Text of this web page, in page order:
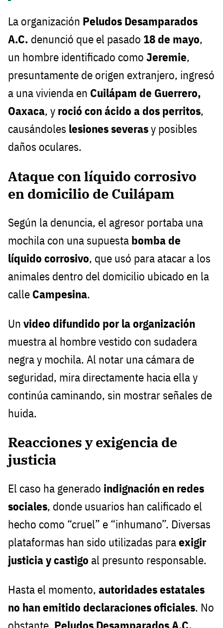
La organización Peludos Desamparados
A.C. denunció que el pasado 18 de mayo,
un hombre identificado como Jeremie,
presuntamente de origen extranjero, ingresó
a una vivienda en Cuilápam de Guerrero,
Oaxaca, y roció con ácido a dos perritos,
causándoles lesiones severasy posibles
daños oculares.
Ataque con líquido corrosivo
en domicilio de Cuilápam
Según la denuncia, el agresor portaba una
mochila con una supuesta bomba de
líquido corrosivo, que usó para atacar a los
animales dentro del domicilio ubicado en la
calle Campesina.
Un video difundido por la organización
muestra al hombre vestido con sudadera
negra y mochila. Al notar una cámara de
seguridad, mira directamente hacia ella y
continúa caminando, sin mostrar señales de
huida.
Reacciones y exigencia de
justicia
El caso ha generado indignación en redes
sociales, donde usuarios han calificado el
hecho como “cruel” e “inhumano”. Diversas
plataformas han sido utilizadas paraexigir
justicia y castigo al presunto responsable.
Hasta el momento, autoridades estatales
no han emitido declaraciones oficiales. No